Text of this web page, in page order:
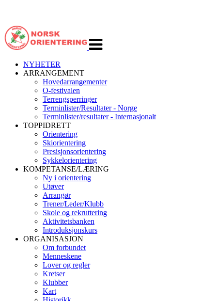
navigasjon
NYHETER
ARRANGEMENT
Hovedarrangementer
O-festivalen
Terrengsperringer
Terminlister/Resultater - Norge
Terminlister/resultater - Internasjonalt
TOPPIDRETT
Orientering
Skiorientering
Presisjonsorientering
Sykkelorientering
KOMPETANSE/LÆRING
Ny i orientering
Utøver
Arrangør
Trener/Leder/Klubb
Skole og rekruttering
Aktivitetsbanken
Introduksjonskurs
ORGANISASJON
Om forbundet
Menneskene
Lover og regler
Kretser
Klubber
Kart